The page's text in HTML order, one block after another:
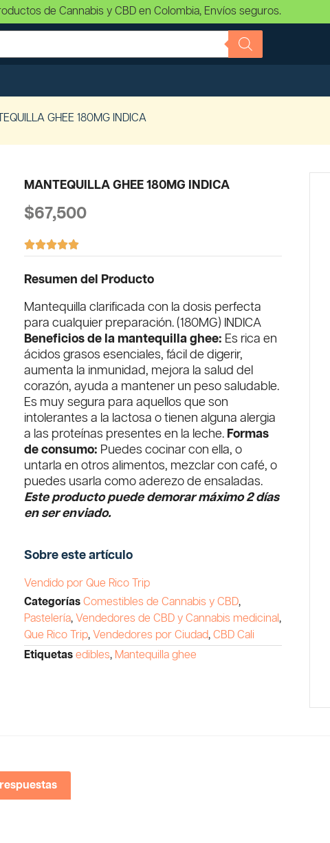
de Cannabis y CBD en Colombia, Envíos seguros.
GHEE 180MG INDICA
MANTEQUILLA GHEE 180MG INDICA
$67,500

Resumen del Producto
Mantequilla clarificada con la dosis perfecta
para cualquier preparación.(180MG) INDICA
Beneficios de la mantequilla ghee: Es rica en
ácidos grasos esenciales, fácil de digerir,
aumenta la inmunidad, mejora la salud del
corazón, ayuda a mantener un peso saludable.
Es muy segura para aquellos que son
intolerantes a la lactosa o tienen alguna alergia
a las proteínas presentes en la leche. Formas
de consumo: Puedes cocinar con ella, o
untarla en otros alimentos, mezclar con café, o
puedes usarla como aderezo de ensaladas.
Este producto puede demorar máximo 2 días
en ser enviado.
Sobre este artículo
Vendido por Que Rico Trip
Categorías Comestibles de Cannabis y CBD,
Pastelería, Vendedores de CBD y Cannabis medicinal,
Que Rico Trip, Vendedores por Ciudad,CBD Cali
Etiquetas edibles, Mantequilla ghee